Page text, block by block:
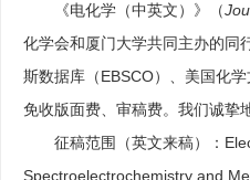
《电化学（中英文） 》 （
化学会和厦门大学共同主办的同
斯数据库（EBSCO）、美国化学
免收版面费、审稿费。我们诚挚
征稿范围
（英文来稿） ：
Spectroelectrochemistry and